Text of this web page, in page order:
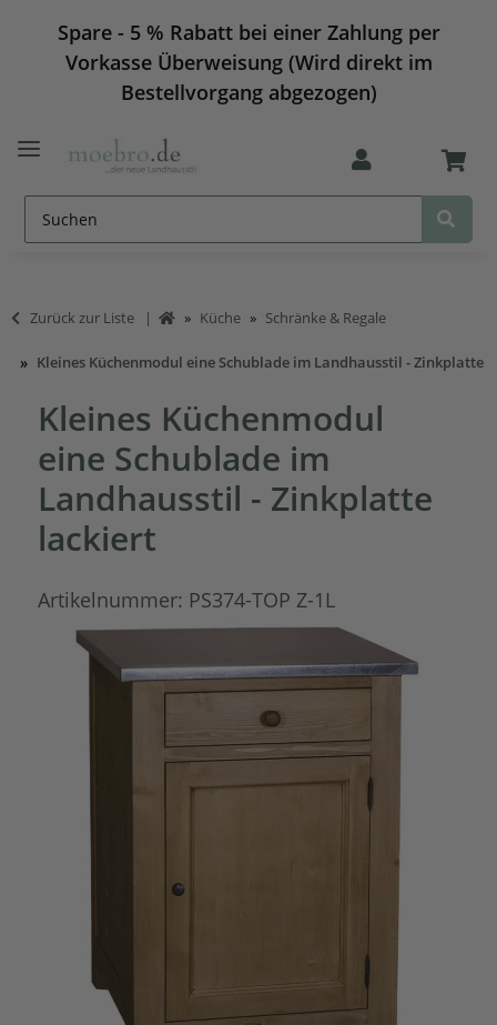
Spare - 5 % Rabatt bei einer Zahlung per
Vorkasse Überweisung (Wird direkt im
Bestellvorgang abgezogen)
Zurück zur Liste Küche Schränke & Regale
Kleines Küchenmodul eine Schublade im Landhausstil - Zinkplatte
Kleines Küchenmodul
eine Schublade im
Landhausstil - Zinkplatte
lackiert
Artikelnummer: PS374-TOP Z-1L